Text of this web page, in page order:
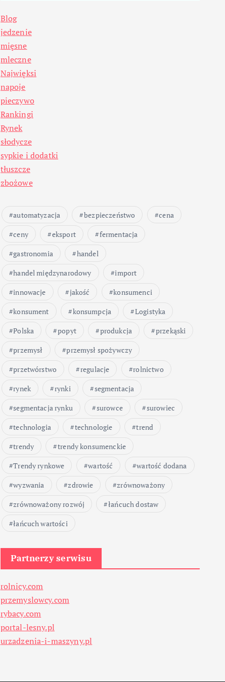
Blog
jedzenie
mięsne
mleczne
Najwięksi
napoje
pieczywo
Rankingi
Rynek
słodycze
sypkie i dodatki
tłuszcze
zbożowe
automatyzacja bezpieczeństwo
cena
ceny
eksport
fermentacja
gastronomia
handel
handel międzynarodowy
import
innowacje
jakość
konsumenci
konsument
konsumpcja
Logistyka
Polska
popyt produkcja
przekąski
przemysł
przemysł spożywczy
przetwórstwo
regulacje
rolnictwo
rynek
rynki
segmentacja
segmentacja rynku
surowce
surowiec
technologia
technologie
trend
trendy
trendy konsumenckie
Trendy rynkowe
wartość
wartość dodana
wyzwania
zdrowie
zrównoważony
zrównoważony rozwój
łańcuch dostaw
łańcuch wartości
Partnerzy serwisu
rolnicy.com
przemyslowcy.com
rybacy.com
portal-lesny.pl
urzadzenia-i-maszyny.pl